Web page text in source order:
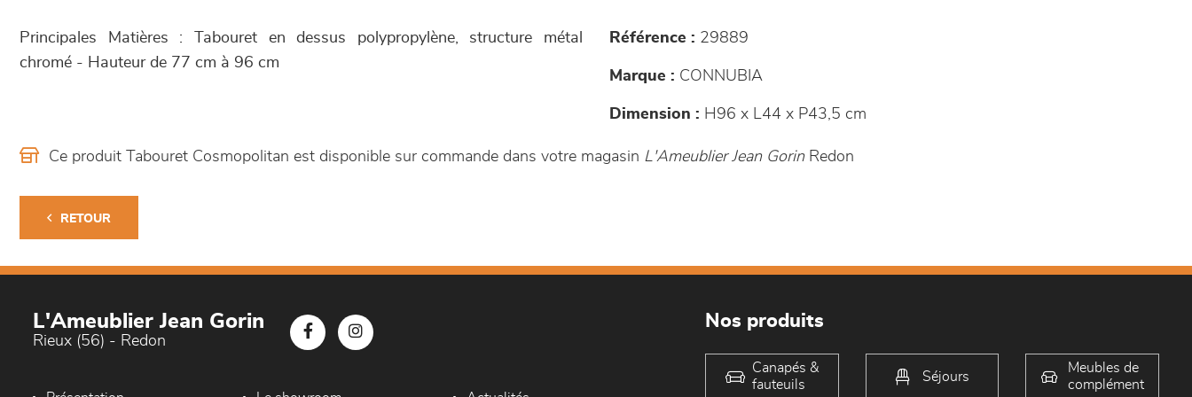
Principales Matières : Tabouret en dessus polypropylène, structure métal
chromé - Hauteur de 77 cm à 96 cm
Référence : 29889
Marque : CONNUBIA
Dimension : H96 x L44 x P43,5 cm
Ce produit Tabouret Cosmopolitan est disponible sur commande dans votre magasin L'Ameublier Jean GorinRedon
RETOUR
L'Ameublier Jean Gorin
Rieux (56) - Redon
Nos produits
Canapés &
fauteuils
Séjours
Meubles de
complément